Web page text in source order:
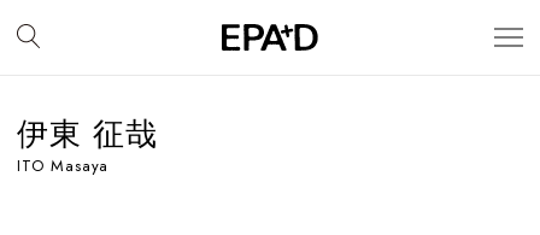
伊東 征哉
ITO Masaya